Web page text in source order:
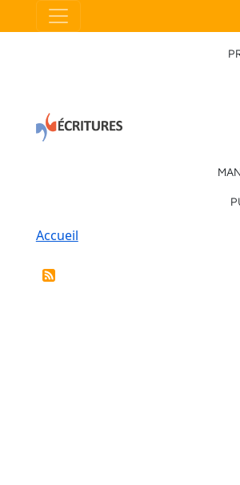
Aller au contenu principal
Main
Fil d'Ariane
Accueil
Panneau de gestion des cookies